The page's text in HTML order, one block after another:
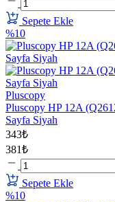
Sepete Ekle
%10
Pluscopy
Pluscopy HP 12A
Sayfa Siyah
343₺
381₺
Sepete Ekle
%10